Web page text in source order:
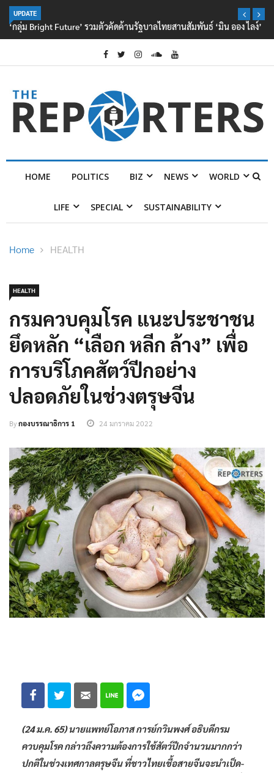
UPDATE
‘กลุ่ม Bright Future’ รวมตัวคัดค้านรัฐบาลไทยสานสัมพันธ์ ‘มิน ออง ไลง์’
HOME POLITICS BIZ NEWS WORLD
LIFE SPECIAL SUSTAINABILITY
Home HEALTH
HEALTH
กรมควบคุมโรค แนะประชาชน
ยึดหลัก “เลือก หลีก ล้าง” เพื่อ
การบริโภคสัตว์ปีกอย่าง
ปลอดภัยในช่วงตรุษจีน
Byกองบรรณาธิการ 1 24 มกราคม 2022
(24 ม.ค. 65) นายแพทย์โอภาส การย์กวินพงศ์ อธิบดีกรม
ควบคุมโรค กล่าวถึงความต้องการใช้สัตว์ปีกจำนวนมากกว่า
ปกติในช่วงเทศกาลตรุษจีน ที่ชาวไทยเชื้อสายจีนจะนำเป็ด-